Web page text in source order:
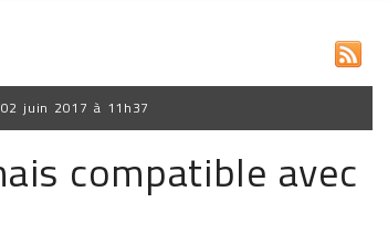
02 juin 2017 à 11h37
compatible avec